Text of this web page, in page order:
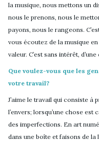
la musique, nous mettons un
nous le prenons, nous le
payons, nous le rangeons.
vous écoutez de la musique
valeur. C’est sans intérêt,
Que voulez-vous que les
votre travail?
J’aime le travail qui consiste à
l’envers; lorsqu’une chose est
des imperfections. En art
dans une boîte et faisons de